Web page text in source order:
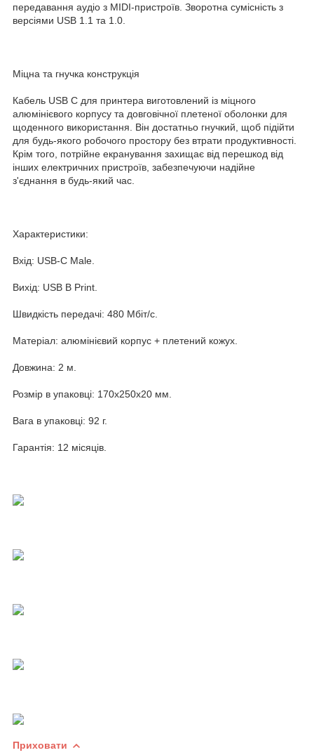
передавання аудіо з MIDI-пристроїв. Зворотна сумісність з
версіями USB 1.1 та 1.0.
Міцна та гнучка конструкція
Кабель USB C для принтера виготовлений із міцного
алюмінієвого корпусу та довговічної плетеної оболонки для
щоденного використання. Він достатньо гнучкий, щоб підійти
для будь-якого робочого простору без втрати продуктивності.
Крім того, потрійне екранування захищає від перешкод від
інших електричних пристроїв, забезпечуючи надійне
з'єднання в будь-який час.
Характеристики:
Вхід: USB-C Male.
Вихід: USB B Print.
Швидкість передачі: 480 Мбіт/с.
Матеріал: алюмінієвий корпус + плетений кожух.
Довжина: 2 м.
Розмір в упаковці: 170x250x20 мм.
Вага в упаковці: 92 г.
Гарантія: 12 місяців.
Приховати